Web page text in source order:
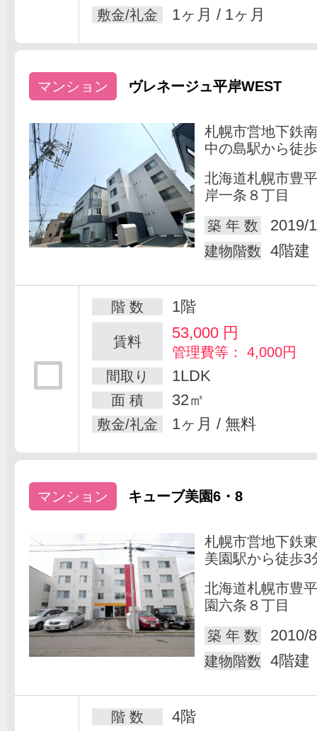
敷金/礼金 1ヶ月 / 1ヶ月
マンション ヴレネージュ平岸WEST
札幌市営地下鉄
中の島駅から徒
北海道札幌市豊
岸一条８丁目
築 年 数
2019/
建物階数 4階建
階 数 1階
賃料 53,000円
管理費等： 4,000円
間取り
1LDK
面 積 32㎡
敷金/礼金 1ヶ月 / 無料
マンション キューブ美園6・8
札幌市営地下鉄
美園駅から徒歩3
北海道札幌市豊
園六条８丁目
築 年 数
2010/
建物階数 4階建
階 数 4階